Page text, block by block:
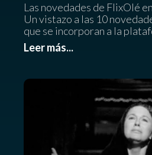
Las novedades de FlixOlé
Un vistazo a las 10
que se incorporan a la
Leer más...